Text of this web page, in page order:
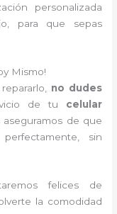
personalizada
para que sepas
Mismo!
no dudes
de tu celular
aseguramos de que
sin
felices de
la comodidad